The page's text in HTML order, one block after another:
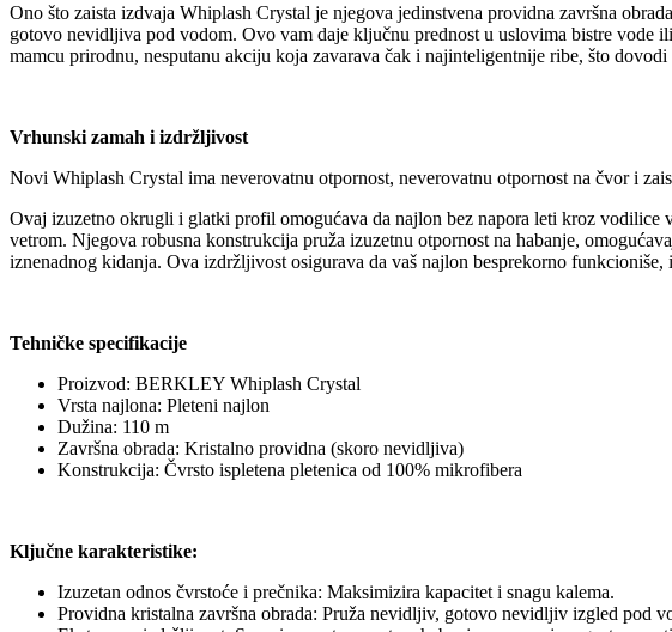
Ono što zaista izdvaja Whiplash Crystal je njegova jedinstvena providna završna
gotovo nevidljiva pod vodom. Ovo vam daje ključnu prednost u uslovima bistre vode
mamcu prirodnu, nesputanu akciju koja zavarava čak i najinteligentnije ribe, što
Vrhunski zamah i izdržljivost
Novi Whiplash Crystal ima neverovatnu otpornost, neverovatnu otpornost na čvor i
Ovaj izuzetno okrugli i glatki profil omogućava da najlon bez napora leti kroz vodilice
vetrom. Njegova robusna konstrukcija pruža izuzetnu otpornost na habanje,
iznenadnog kidanja. Ova izdržljivost osigurava da vaš najlon besprekorno funkcioniše,
Tehničke specifikacije
Proizvod: BERKLEY Whiplash Crystal
Vrsta najlona: Pleteni najlon
Dužina: 110 m
Završna obrada: Kristalno providna (skoro nevidljiva)
Konstrukcija: Čvrsto ispletena pletenica od 100% mikrofibera
Ključne karakteristike:
Izuzetan odnos čvrstoće i prečnika: Maksimizira kapacitet i snagu kalema.
Providna kristalna završna obrada: Pruža nevidljiv, gotovo nevidljiv izgled pod